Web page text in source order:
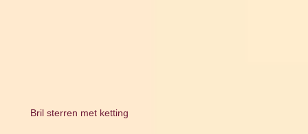
Bril sterren met ketting